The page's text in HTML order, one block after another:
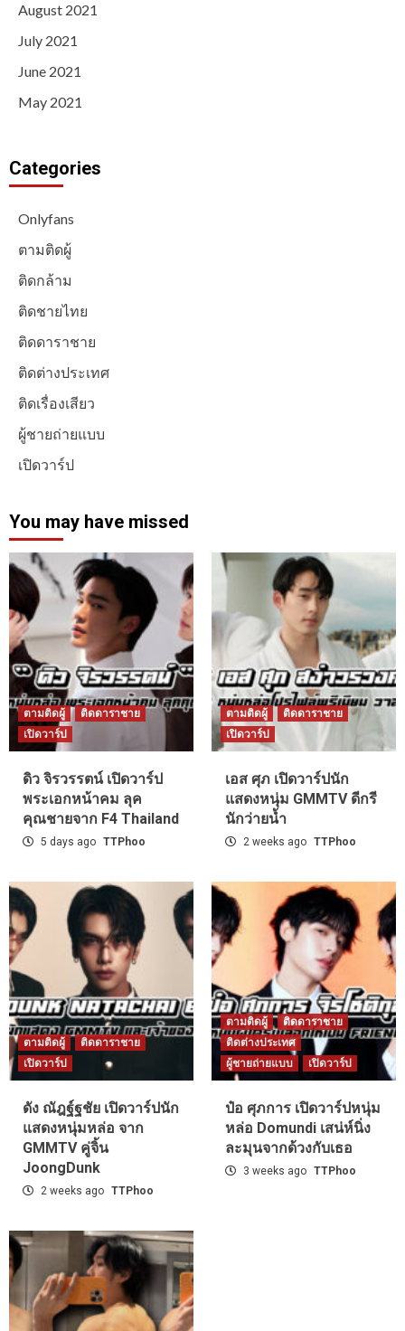
August 2021
July 2021
June 2021
May 2021
Categories
Onlyfans
ตามติดผู้
ติดกล้าม
ติดชายไทย
ติดดาราชาย
ติดต่างประเทศ
ติดเรื่องเสียว
ผู้ชายถ่ายแบบ
เปิดวาร์ป
You may have missed
ตามติดผู้
ติดดาราชาย
เปิดวาร์ป
ดิว จิรวรรตน์ เปิดวาร์ป
พระเอกหน้าคม ลุค
คุณชายจาก F4 Thailand
5 days ago TTPhoo
ตามติดผู้
ติดดาราชาย
เปิดวาร์ป
เอส ศุภ เปิดวาร์ปนัก
แสดงหนุ่ม GMMTV ดีกรี
นักว่ายน้ำ
2 weeks ago TTPhoo
ตามติดผู้
ติดดาราชาย
เปิดวาร์ป
ดัง ณัฎฐ์ฐชัย เปิดวาร์ปนัก
แสดงหนุ่มหล่อ จาก
GMMTV คู่จิ้น
JoongDunk
2 weeks ago TTPhoo
ตามติดผู้
ติดดาราชาย
ติดต่างประเทศ
ผู้ชายถ่ายแบบ
เปิดวาร์ป
ป๋อ ศุภการ เปิดวาร์ปหนุ่ม
หล่อ Domundi เสน่ห์นิ่ง
ละมุนจากด้วงกับเธอ
3 weeks ago TTPhoo